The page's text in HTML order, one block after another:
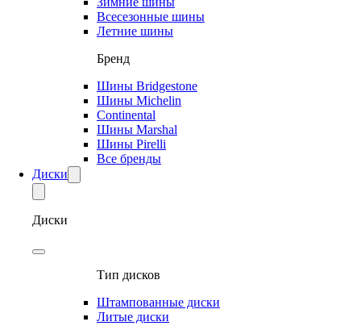
Всесезонные шины
Летние шины
Бренд
Шины Bridgestone
Шины Michelin
Continental
Шины Marshal
Шины Pirelli
Все бренды
Диски
Диски
Тип дисков
Штампованные диски
Литые диски